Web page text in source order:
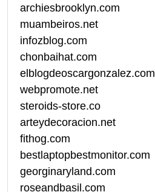
archiesbrooklyn.com
muambeiros.net
infozblog.com
chonbaihat.com
elblogdeoscargonzalez.com
webpromote.net
steroids-store.co
arteydecoracion.net
fithog.com
bestlaptopbestmonitor.com
georginaryland.com
roseandbasil.com